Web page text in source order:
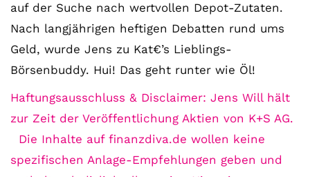
auf der Suche nach wertvollen Depot-Zutaten.
Nach langjährigen heftigen Debatten rund ums
Geld, wurde Jens zu Kat€’s Lieblings-
Börsenbuddy. Hui! Das geht runter wie Öl!
Haftungsausschluss & Disclaimer: Jens Will hält
zur Zeit der Veröffentlichung Aktien von K+S AG.
Die Inhalte auf finanzdiva.de wollen keine
spezifischen Anlage-Empfehlungen geben und